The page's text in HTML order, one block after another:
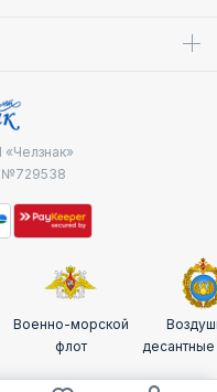
№729538
Военно-морской
флот
десантные